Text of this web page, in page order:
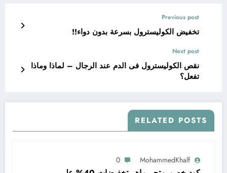
Previous post
تخفيض الكوليسترول بسرعة بدون دواء!!
Next post
نقص الكوليسترول فى الدم عند الرجال – لماذا وماذا
تفعل؟
RELATED POSTS
MohammedKhalf
0